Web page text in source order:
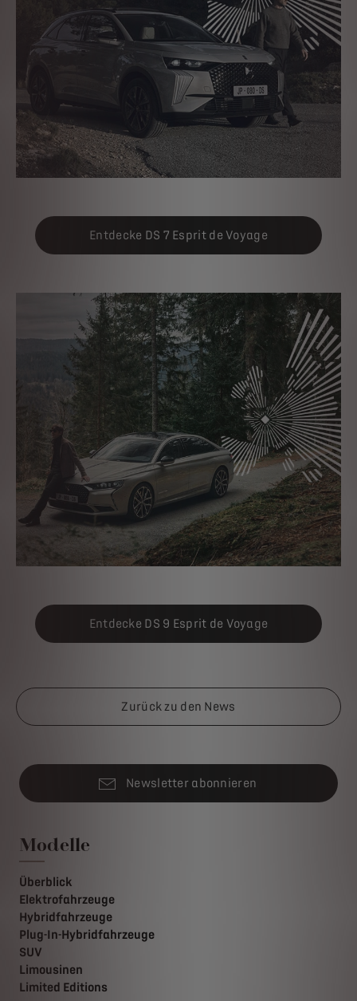
Entdecke DS 7 Esprit de Voyage
Entdecke DS 9 Esprit de Voyage
Zurück zu den News
Newsletter abonnieren
Modelle
Überblick
Elektrofahrzeuge
Hybridfahrzeuge
Plug-In-Hybridfahrzeuge
SUV
Limousinen
Limited Editions